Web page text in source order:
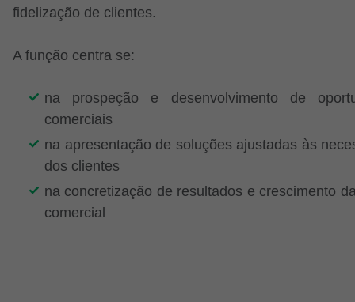
fidelização de clientes.
A função centra se:
na prospeção e desenvolvimento de
comerciais
na apresentação de soluções ajustadas às
dos clientes
na concretização de resultados e crescimento
comercial